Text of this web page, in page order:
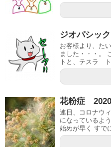
ジオパシッ
お客様より、た
ました・・・。
トと、テスラ
花粉症 2020
連日、コロナウ
になっているよ
始めが早く すで